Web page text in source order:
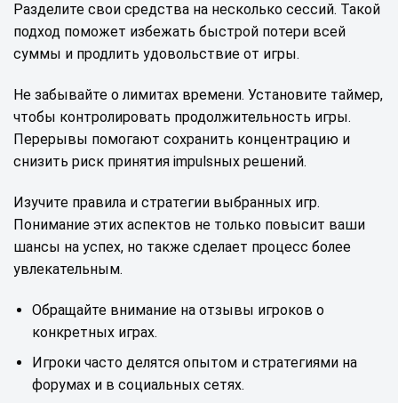
Разделите свои средства на несколько сессий. Такой
подход поможет избежать быстрой потери всей
суммы и продлить удовольствие от игры.
Не забывайте о лимитах времени. Установите таймер,
чтобы контролировать продолжительность игры.
Перерывы помогают сохранить концентрацию и
снизить риск принятия impulsных решений.
Изучите правила и стратегии выбранных игр.
Понимание этих аспектов не только повысит ваши
шансы на успех, но также сделает процесс более
увлекательным.
Обращайте внимание на отзывы игроков о
конкретных играх.
Игроки часто делятся опытом и стратегиями на
форумах и в социальных сетях.